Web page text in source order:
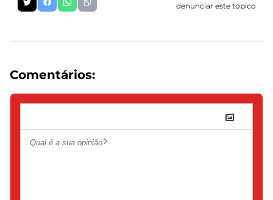
denunciar este tópico
Comentários: